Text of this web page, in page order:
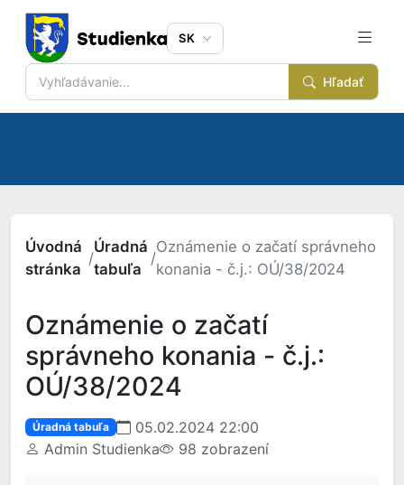
Hľadať
SK
Úvodná
stránka
/
Úradná
tabuľa
/
Oznámenie o začatí správneho
konania - č.j.: OÚ/38/2024
Oznámenie o začatí
správneho konania - č.j.:
OÚ/38/2024
Úradná tabuľa
05.02.2024 22:00
Admin Studienka
98 zobrazení